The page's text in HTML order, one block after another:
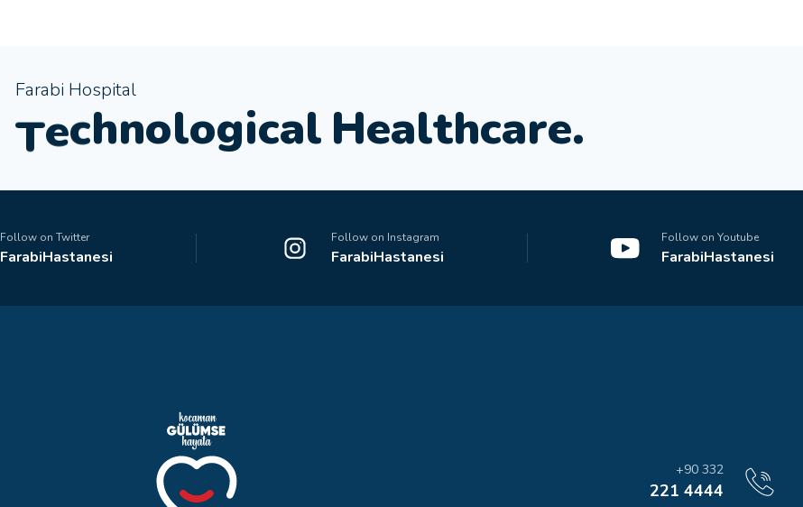
Farabi Hospital
nological Healthcare.
Mod
Follow on Twitter
FarabiHastanesi
Follow on Instagram
FarabiHastanesi
Follow on Youtube
FarabiHastanesi
+90 332
221 4444